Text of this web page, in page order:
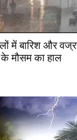
में बारिश और
मौसम का हाल